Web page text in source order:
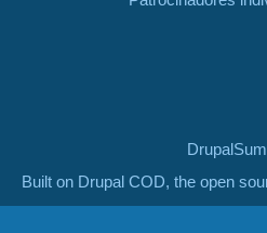
Built on Drupal COD, the open